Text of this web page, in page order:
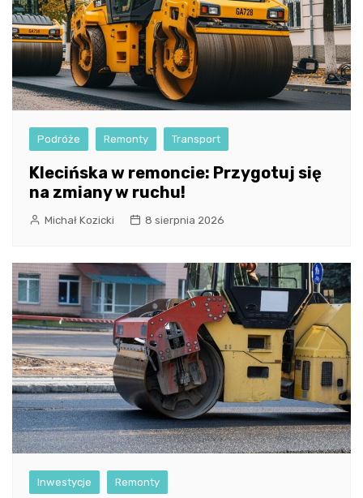
Podróże Remonty Transport
Klecińska w remoncie: Przygotuj się
na zmiany w ruchu!
Michał Kozicki 8 sierpnia 2026
Inwestycje Remonty